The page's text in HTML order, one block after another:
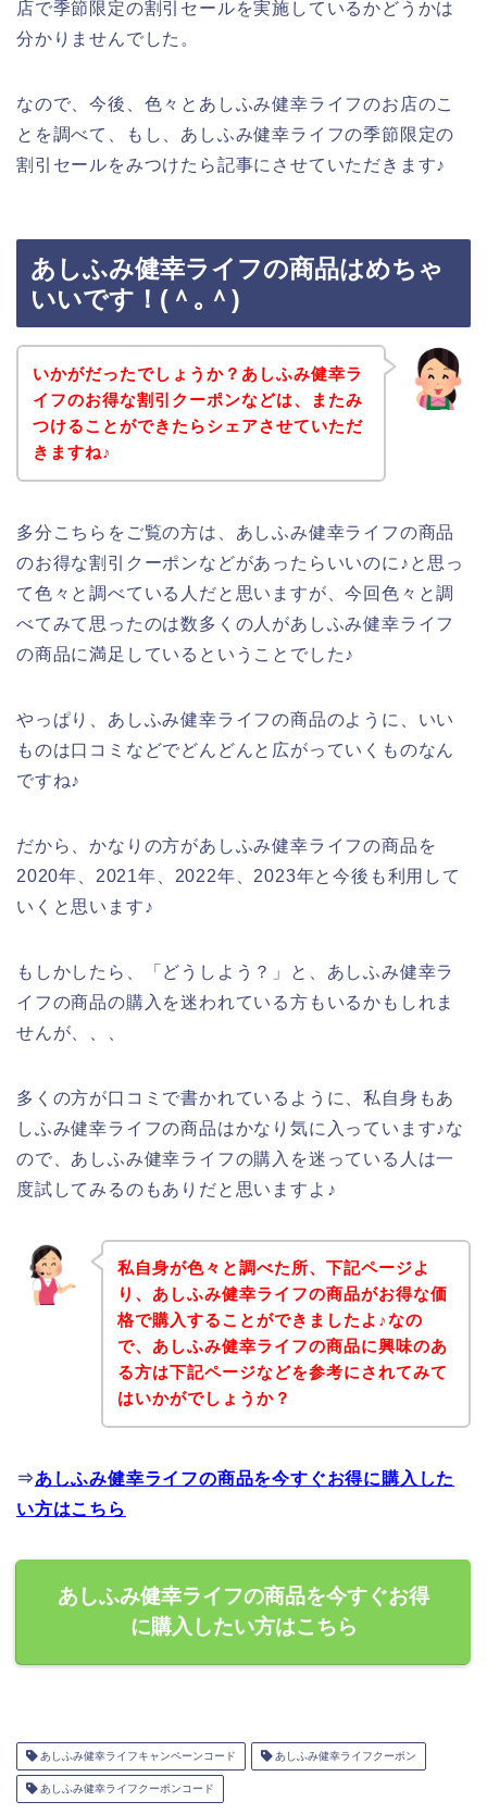
店で季節限定の割引セールを実施しているかどうかは
分かりませんでした。
なので、今後、色々とあしふみ健幸ライフのお店のこ
とを調べて、もし、あしふみ健幸ライフの季節限定の
割引セールをみつけたら記事にさせていただきます♪
あしふみ健幸ライフの商品はめちゃ
いいです！(＾｡＾)
いかがだったでしょうか？あしふみ健幸ラ
イフのお得な割引クーポンなどは、またみ
つけることができたらシェアさせていただ
きますね♪
多分こちらをご覧の方は、あしふみ健幸ライフの商品
のお得な割引クーポンなどがあったらいいのに♪と思っ
て色々と調べている人だと思いますが、今回色々と調
べてみて思ったのは数多くの人があしふみ健幸ライフ
の商品に満足しているということでした♪
やっぱり、あしふみ健幸ライフの商品のように、いい
ものは口コミなどでどんどんと広がっていくものなん
ですね♪
だから、かなりの方があしふみ健幸ライフの商品を
2020年、2021年、2022年、2023年と今後も利用して
いくと思います♪
もしかしたら、「どうしよう？」と、あしふみ健幸ラ
イフの商品の購入を迷われている方もいるかもしれま
せんが、、、
多くの方が口コミで書かれているように、私自身もあ
しふみ健幸ライフの商品はかなり気に入っています♪な
ので、あしふみ健幸ライフの購入を迷っている人は一
度試してみるのもありだと思いますよ♪
私自身が色々と調べた所、下記ページよ
り、あしふみ健幸ライフの商品がお得な価
格で購入することができましたよ♪なの
で、あしふみ健幸ライフの商品に興味のあ
る方は下記ページなどを参考にされてみて
はいかがでしょうか？
⇒あしふみ健幸ライフの商品を今すぐお得に購入した
い方はこちら
あしふみ健幸ライフの商品を今すぐお得
に購入したい方はこちら
あしふみ健幸ライフキャンペーンコード あしふみ健幸ライフクーポン
あしふみ健幸ライフクーポンコード